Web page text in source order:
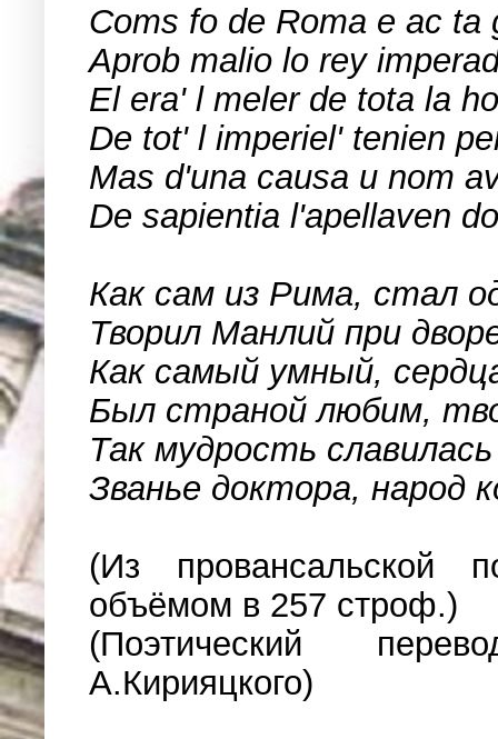
Coms fo de Rоma e аc ta
Aprоb mаlio lo rеy
El еra' l mеler de tоta la
De tot' l impеriel' tеnien
Mas d'una cаusa u nom
De sapiеntia l'apellаven
Как сам из Рима, стал
Творил Манлий при
Как самый умный,
Был страной любим,
Так мудрость
Званье доктора, народ
(Из провансальской
объёмом в 257 строф.)
(Поэтический
А.Кирияцкого)